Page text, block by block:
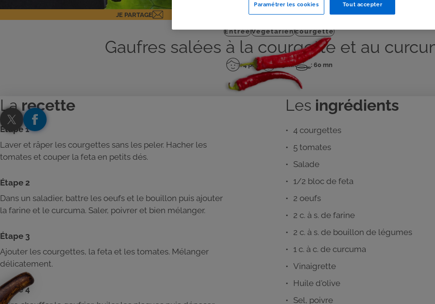
JE PARTAGE
EntréeVégétariencourgette
Gaufres salées à la courgette et au
Nombre
personnes
: 4 pers
Temps
de
: 15 mn
Temps
de
cuisson
: 60 mn
Larecette
Étape 1
Laver et râper les courgettes sans les peler. Hacher les
tomates et couper la feta en petits dés.
Étape 2
Dans un saladier, battre les oeufs et le bouillon puis ajouter
la farine et le curcuma. Saler, poivrer et bien mélanger.
Étape 3
Ajouter les courgettes, la feta et les tomates. Mélanger
délicatement.
Étape 4
Les ingrédients
4 courgettes
5 tomates
Salade
1/2 bloc de feta
2 oeufs
2 c. à s. de farine
2 c. à s. de bouillon de légumes
1 c. à c. de curcuma
Vinaigrette
Huile d'olive
Sel, poivre
Tout accepter
Paramétrer les cookies